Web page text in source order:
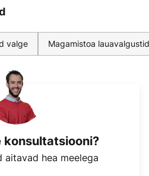
valge Magamistoa lauavalgustid
konsultatsiooni?
aitavad hea meelega